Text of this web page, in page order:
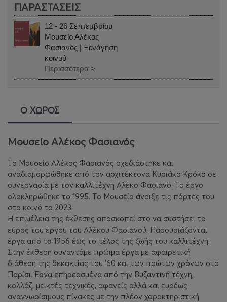
ΠΑΡΑΣΤΑΣΕΙΣ
12 - 26 Σεπτεμβρίου
Μουσείο Αλέκος
Φασιανός | Ξενάγηση
κοινού
Περισσότερα >
Ο ΧΩΡΟΣ
Μουσείο Αλέκος Φασιανός
Το Μουσείο Αλέκος Φασιανός σχεδιάστηκε και
αναδιαμορφώθηκε από τον αρχιτέκτονα Κυριάκο Κρόκο σε
συνεργασία με τον καλλιτέχνη Αλέκο Φασιανό. Το έργο
ολοκληρώθηκε το 1995. Το Μουσείο άνοιξε τις πόρτες του
στο κοινό το 2023.
Η επιμέλεια της έκθεσης αποσκοπεί στο να συστήσει το
εύρος του έργου του Αλέκου Φασιανού. Παρουσιάζονται
έργα από το 1956 έως το τέλος της ζωής του καλλιτέχνη.
Στην έκθεση συναντάμε πρώιμα έργα με αφαιρετική
διάθεση της δεκαετίας του '60 και των πρώτων χρόνων στο
Παρίσι. Έργα επηρεασμένα από την Βυζαντινή τέχνη,
κολλάζ, μεικτές τεχνικές, αφανείς αλλά και ευρέως
αναγνωρίσιμους πίνακες με την πλέον χαρακτηριστική